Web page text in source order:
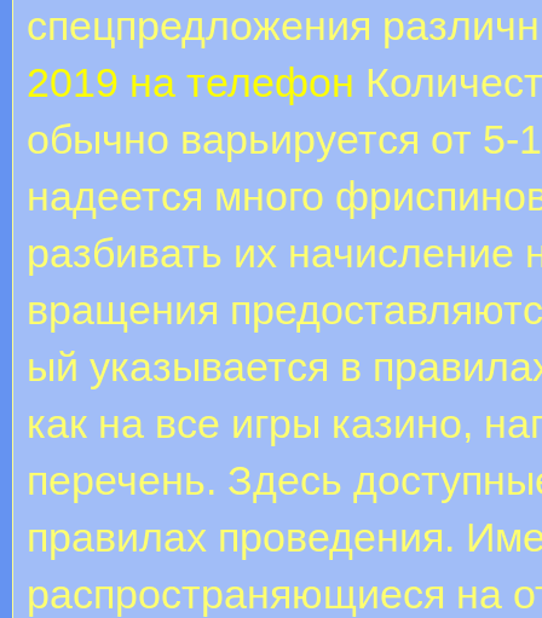
спецпредложения
2019 на телефон
обычно варьируется от 5-
надеется много
разбивать их начисление
вращения
ый указывается в
как на все игры казино,
перечень. Здесь
правилах проведения.
распространяющиеся на